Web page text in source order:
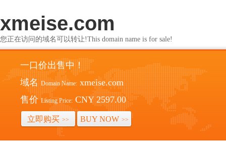
xmeise.com
您正在访问的域名可以转让!This domain name is for sale!
一口价出售中！
域名 Domain Name: xmeise.com
售价 Listing Price: CNY 2597.00
立即购买 >> BUY NOW >>